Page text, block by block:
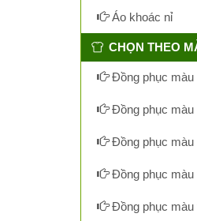
Áo khoác nỉ
CHỌN THEO
Đồng phục màu
Đồng phục màu
Đồng phục màu
Đồng phục màu
Đồng phục màu